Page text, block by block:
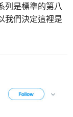
列是標準的第八
我們決定這裡是